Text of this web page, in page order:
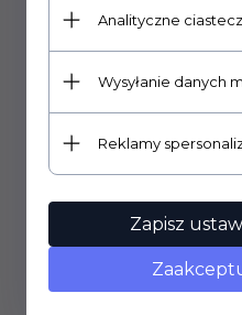
Wejście: 1/4" F
Analityczne
Wysyłanie danych
Reklamy
Zapisz